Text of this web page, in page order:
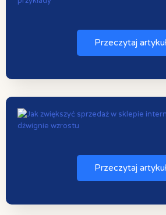
Przeczytaj
Przeczytaj